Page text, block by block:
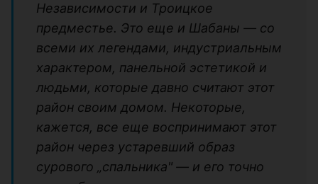
Независимости и Троицкое
предместье. Это еще и Шабаны — со
всеми их легендами, индустриальным
характером, панельной эстетикой и
людьми, которые давно считают этот
район своим домом. Некоторые,
кажется, все еще воспринимают этот
район через устаревший образ
сурового „спальника" — и его точно